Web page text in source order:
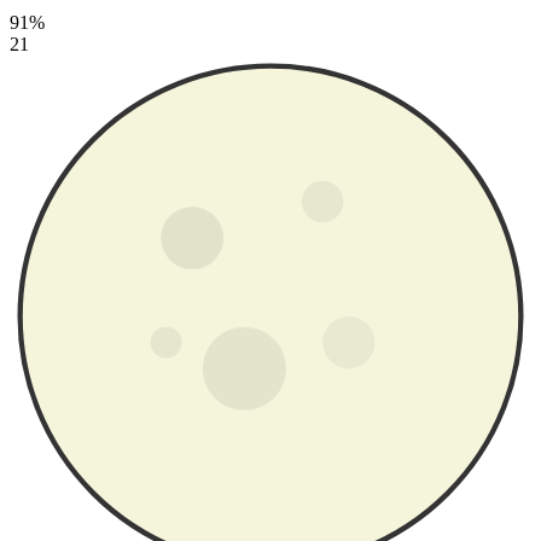
91%
21